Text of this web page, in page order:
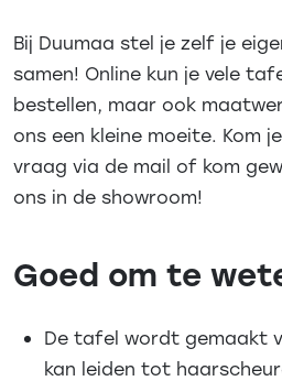
Bij Duumaa stel je zelf je
samen! Online kun je vele
bestellen, maar ook
ons een kleine moeite. Kom
vraag via de mail of kom
ons in de showroom!
Goed om te
De tafel wordt gemaakt
kan leiden tot